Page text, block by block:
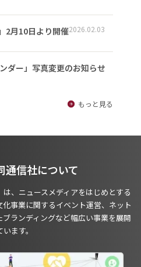
2月10日より開催2026.02.03
ダー」写真変更のお知らせ
もっと見る
通信社について
、ニュースメディアをはじめとする
事業に関するイベント運営、ネット
ランディングなど幅広い事業を展開
います。